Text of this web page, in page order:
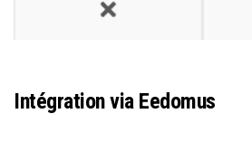
Intégration via Eedomus